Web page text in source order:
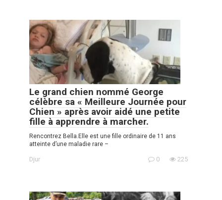
Le grand chien nommé George
célèbre sa « Meilleure Journée pour
Chien » après avoir aidé une petite
fille à apprendre à marcher.
Rencontrez Bella.Elle est une fille ordinaire de 11 ans
atteinte d’une maladie rare –
Djur 0 225